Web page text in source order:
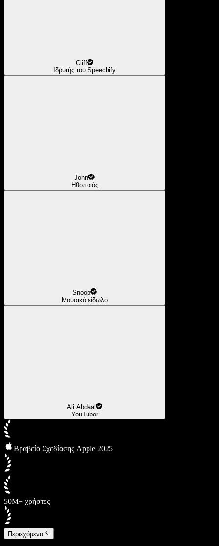
Cliff
Ιδρυτής του Speechify
John
Ηθοποιός
Snoop
Μουσικό είδωλο
Ali Abdaal
YouTuber
Βραβείο Σχεδίασης Apple 2025
50M+ χρήστες
Περιεχόμενα